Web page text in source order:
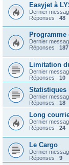
Easyjet à
Dernier
Réponses : 48
Programme
Dernier
Réponses : 187
Limitation
Dernier
Réponses : 10
Statistiques
Dernier
Réponses : 18
Long
Dernier
Réponses : 24
Le Cargo
Dernier
Réponses : 9